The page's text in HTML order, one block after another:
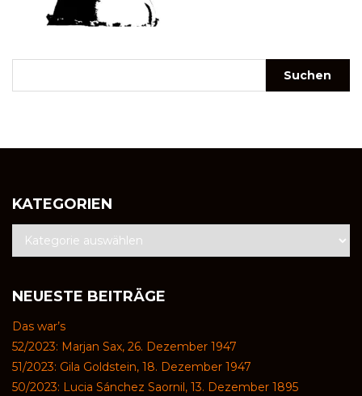
KATEGORIEN
NEUESTE BEITRÄGE
Das war’s
52/2023: Marjan Sax, 26. Dezember 1947
51/2023: Gila Goldstein, 18. Dezember 1947
50/2023: Lucia Sánchez Saornil, 13. Dezember 1895